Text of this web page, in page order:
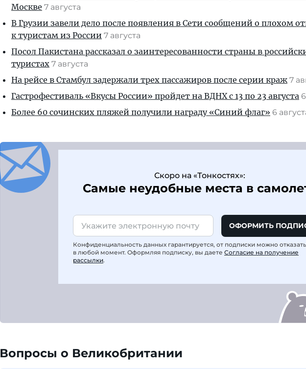
Москве 7 августа
В Грузии завели дело после появления в Сети сообщений о плохом
к туристам из России 7 августа
Посол Пакистана рассказал о заинтересованности страны в
туристах 7 августа
На рейсе в Стамбул задержали трех пассажиров после серии краж 7
Гастрофестиваль «Вкусы России» пройдет на ВДНХ с 13 по 23 августа
Более 60 сочинских пляжей получили награду «Синий флаг» 6
Скоро на «Тонкостях»:
Самые неудобные места в
ОФОРМИТЬ
Конфиденциальность данных гарантируется, от подписки можно
в любой момент. Оформляя подписку, вы даете Согласие на получение
рассылки.
Вопросы о Великобритании